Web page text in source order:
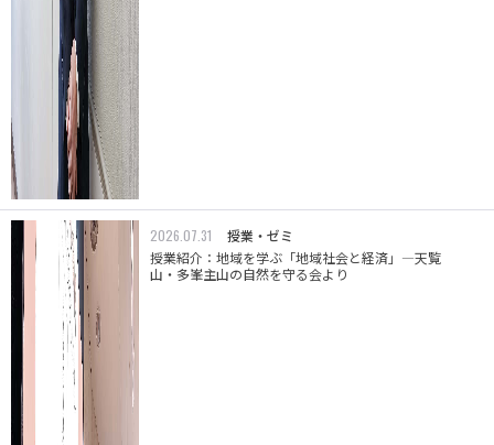
2026.07.31
授業・ゼミ
授業紹介：地域を学ぶ「地域社会と経済」―天覧
山・多峯主山の自然を守る会より